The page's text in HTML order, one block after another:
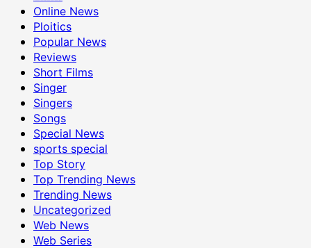
Online News
Ploitics
Popular News
Reviews
Short Films
Singer
Singers
Songs
Special News
sports special
Top Story
Top Trending News
Trending News
Uncategorized
Web News
Web Series